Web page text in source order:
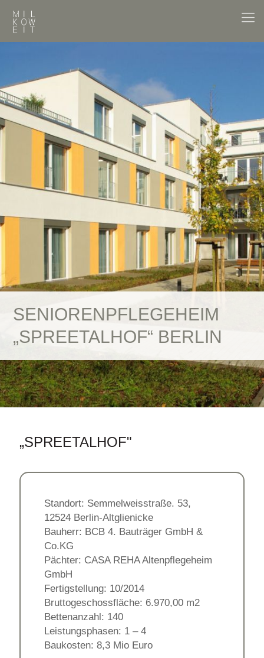
SENIORENPFLEGEHEIM
„SPREETALHOF“ BERLIN
„SPREETALHOF"
Standort: Semmelweisstraße. 53,
12524 Berlin-Altglienicke
Bauherr: BCB 4. Bauträger GmbH &
Co.KG
Pächter: CASA REHA Altenpflegeheim
GmbH
Fertigstellung: 10/2014
Bruttogeschossfläche: 6.970,00 m2
Bettenanzahl: 140
Leistungsphasen: 1 – 4
Baukosten: 8,3 Mio Euro